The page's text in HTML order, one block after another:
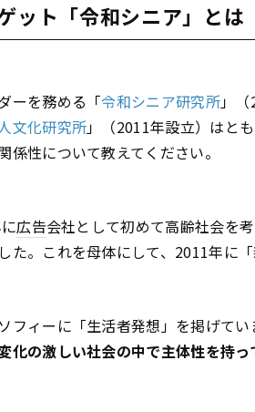
ット「令和シニア」とは
ーを務める「令和シニア研究所」
文化研究所」（2011年設立）はと
係性について教えてください。
広告会社として初めて高齢社会を
た。これを母体にして、2011年に
フィーに「生活者発想」を掲げてい
化の激しい社会の中で主体性を持